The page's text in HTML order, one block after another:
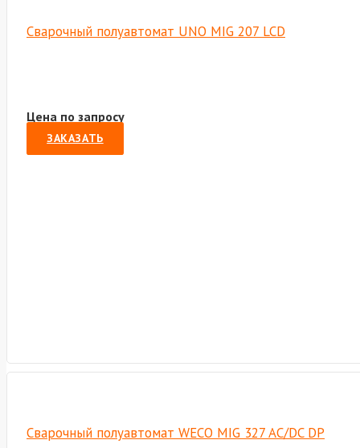
Сварочный полуавтомат UNO MIG 207 LCD
Цена по запросу
ЗАКАЗАТЬ
Сварочный полуавтомат WECO MIG 327 AC/DC DP